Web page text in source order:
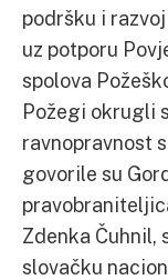
podršku i
uz potporu
spolova
Požegi okrugli
ravnopravnost
govorile su
Zdenka Čuhnil,
slovačku